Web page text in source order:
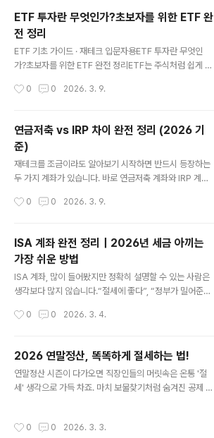
ETF 투자란 무엇인가?초보자를 위한 ETF 완
전 정리
ETF 기초 가이드 · 재테크 입문자용ETF 투자란 무엇인
가?초보자를 위한 ETF 완전 정리ETF는 주식처럼 쉽게 사
적인 투자 상품입니다. 이번 글에서는 ETF의 개념부터 장
찾을까? 재테크를 시작하면 가장 먼저 듣게 되는 말 중 하
나가 바로 “ETF부터 공부해보라”는 조언입니다. 그만큼 E
TF는 초보 투자자에게 접근성이 좋고, 장기 투자자에게도
효율적인 상품으로 평가받고 있습니다.특히 개별 종목을
대안이 됩니다. 한 종목에 집중 투자하는 대신 여러 종목에
0 0 2026. 3. 9.
연금저축 vs IRP 차이 완전 정리 (2026 기
준)
재테크를 조금이라도 알아보기 시작하면 반드시 등장하는
두 가지 계좌가 있습니다. 바로 연금저축 계좌와 IRP 계좌
실제로는 구조와 활용법에 분명한 차이가 있습니다.많은
다 해야 하나?” 같은 고민을 합니다. 하지만 결론부터 말하
면, 이 둘은 경쟁 관계가 아니라 함께 활용할수록 효율이 커
지는 절세 도구에 가깝습니다.오늘은 연금저축과 IRP의 차
이, 세액공제 구조, 투자 가능 범위, 그리고 어떤 사람에게
어떤 계좌가 더 잘 맞는지까지 한 번에 정리해보겠습니다.
만든 대표적인 개인 연금 계좌입니다. 가장 큰 장점은 세액
0 0 2026. 3. 9.
ISA 계좌 완전 정리｜2026년 세금 아끼는
가장 쉬운 방법
ISA 계좌, 많이 들어봤지만 정확히 설명할 수 있는 사람은
생각보다 많지 않습니다.“절세에 좋다”, “정부가 밀어준
데 한 가지는 분명합니다.ISA는 제대로만 활용하면 세금을
벌어질 수 있습니다.지금부터 2026년 기준으로 ISA 계좌
를 가장 쉽게 정리해보겠습니다. ISA 계좌란 무엇인가?IS
A는 Individual Savings Account의 약자로,하나의 계
서 발생한 수익에 대해 세금을 덜 낸다.” 일반..
0 0 2026. 3. 4.
2026 연말정산, 똑똑하게 절세하는 법!
연말정산 시즌이 다가오면 직장인들의 머릿속은 온통 '절
세' 생각으로 가득 차죠. 마치 보물찾기처럼 숨겨진 공제 혜
아야 할 절세 꿀팁들을 모아놓았어요. 마치 게임의 공략집
0 0 2026. 3. 3.